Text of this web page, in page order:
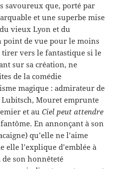
savoureux que, porté par
et une superbe mise
vieux Lyon et du
point de vue pour le moins
vers le fantastique si le
sur sa création, ne
de la comédie
magique : admirateur de
Lubitsch, Mouret emprunte
et auCiel peut attendre
En annonçant à son
qu’elle ne l’aime
elle l’explique d’emblée à
de son honnêteté